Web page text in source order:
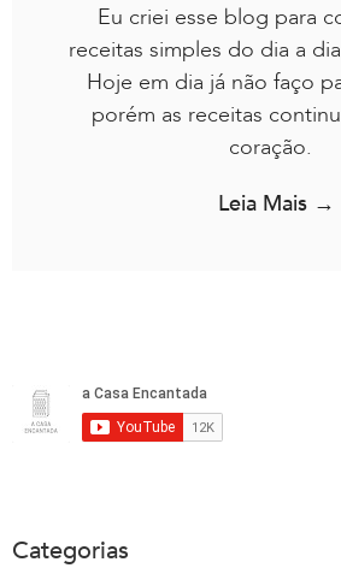
Eu criei esse blog para
receitas simples do dia a
Hoje em dia já não faço
porém as receitas
coração.
Leia Mais →
Categorias